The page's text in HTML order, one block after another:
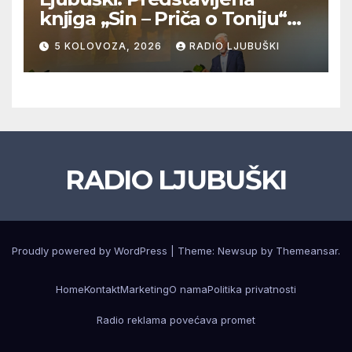
knjiga „Sin – Priča o Toniju“
dr. sc. Zdenka Hercega
5 KOLOVOZA, 2026 RADIO LJUBUŠKI
RADIO LJUBUŠKI
Proudly powered by WordPress Theme: Newsup by Themeansar.
HomeKontaktMarketingO namaPolitika privatnosti
Radio reklama povećava promet